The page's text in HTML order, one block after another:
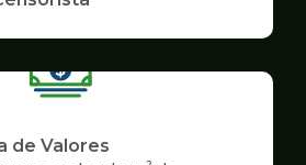
de Valores